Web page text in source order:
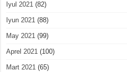
Iyul 2021 (82)
Iyun 2021 (88)
May 2021 (99)
Aprel 2021 (100)
Mart 2021 (65)